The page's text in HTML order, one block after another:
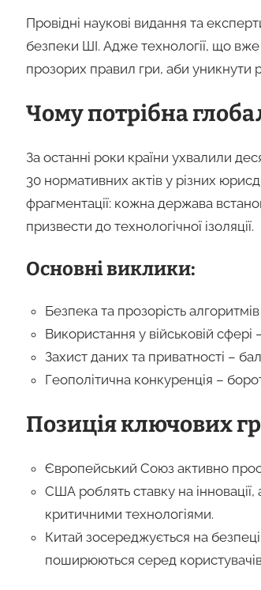
Провідні наукові видання та
безпеки ШІ. Адже технології, що
прозорих правил гри, аби уникнути
Чому потрібна
За останні роки країни ухвалили
30 нормативних актів у різних
фрагментації: кожна держава
призвести до технологічної ізоляції.
Основні виклики:
Безпека та прозорість
Використання у військовій
Захист даних та приватності –
Геополітична конкуренція –
Позиція ключових
Європейський Союз активно
США роблять ставку на
критичними технологіями.
Китай зосереджується на
поширюються серед